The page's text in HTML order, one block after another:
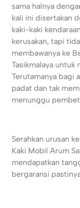
sama halnya
kali ini disertakan
kaki-kaki
kerusakan, tapi
membawanya ke
Tasikmalaya untuk
Terutamanya bagi
padat dan tak
menunggu
Serahkan urusan
Kaki Mobil Arum
mendapatkan
bergaransi